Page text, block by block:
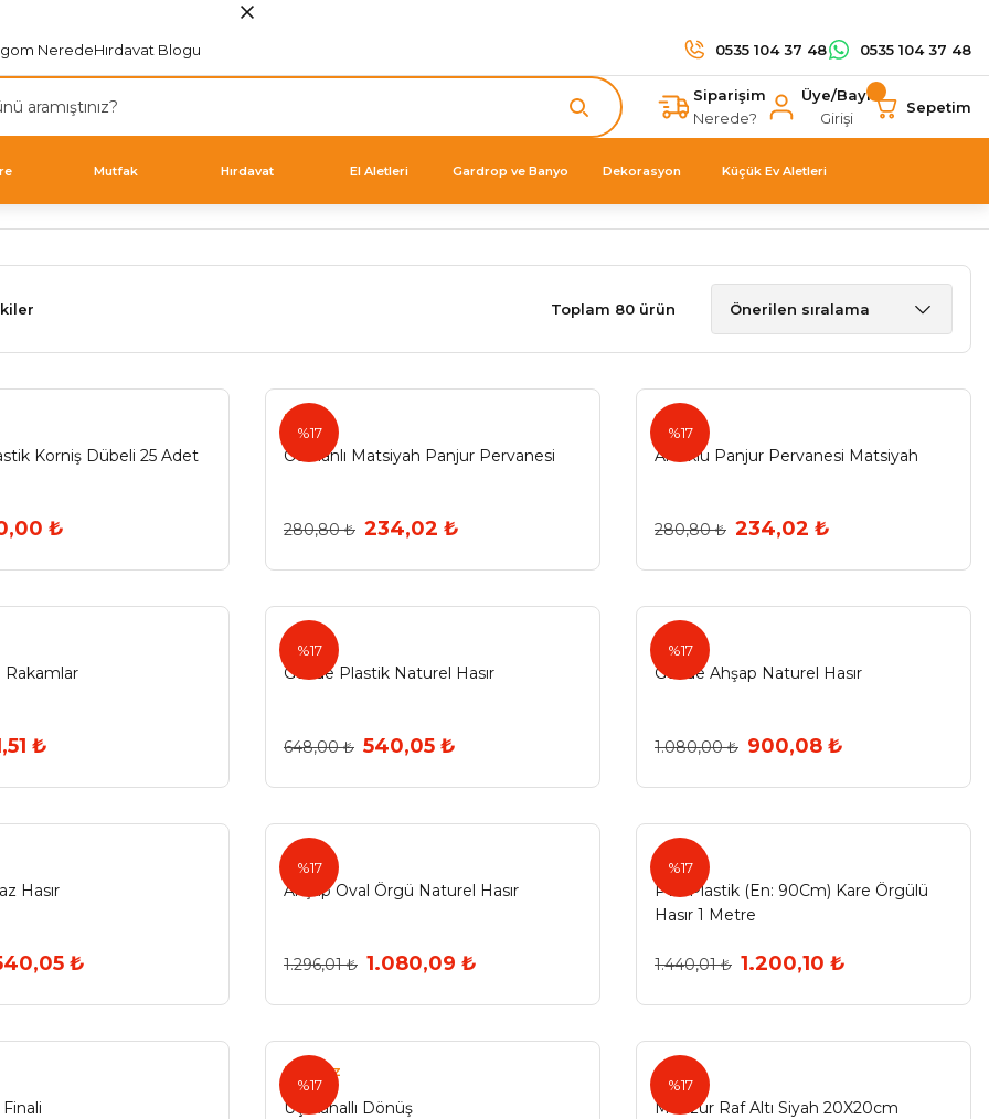
NeredeHırdavat Blogu 0535 104 37 48 0535 104 37 48
Siparişim
Nerede?
Üye/Bayi
Girişi
Sepetim
Mutfak Hırdavat El Aletleri Gardrop ve Banyo Dekorasyon Küçük Ev Aletleri
Toplam 80 ürün
Korniş Dübeli 25 Adet
₺
%17
Ermo
Osmanlı Matsiyah Panjur Pervanesi
280,80 ₺ 234,02 ₺
%17
Ermo
Artuklu Panjur Pervanesi Matsiyah
280,80 ₺ 234,02 ₺
Rakamlar
₺
%17
Gözde
Gözde Plastik Naturel Hasır
648,00 ₺ 540,05 ₺
%17
Gözde
Gözde Ahşap Naturel Hasır
1.080,00 ₺ 900,08 ₺
Hasır
₺
%17
Ahşap Oval Örgü Naturel Hasır
1.296,01 ₺ 1.080,09 ₺
%17
Gözde
Pvc Plastik (En: 90Cm) Kare Örgülü
Hasır 1 Metre
1.440,01 ₺ 1.200,10 ₺
%17
Eryıldız
Üç Kanallı Dönüş
%17
Agt
Munzur Raf Altı Siyah 20X20cm